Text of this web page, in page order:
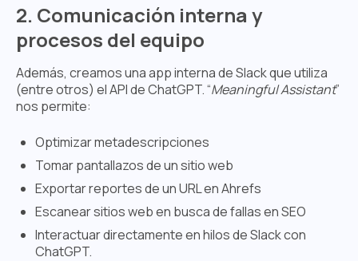
2. Comunicación interna y
procesos del equipo
Además, creamos una app interna de Slack que utiliza
(entre otros) el API de ChatGPT. “Meaningful Assistant”
nos permite:
Optimizar metadescripciones
Tomar pantallazos de un sitio web
Exportar reportes de un URL en Ahrefs
Escanear sitios web en busca de fallas en SEO
Interactuar directamente en hilos de Slack con
ChatGPT.